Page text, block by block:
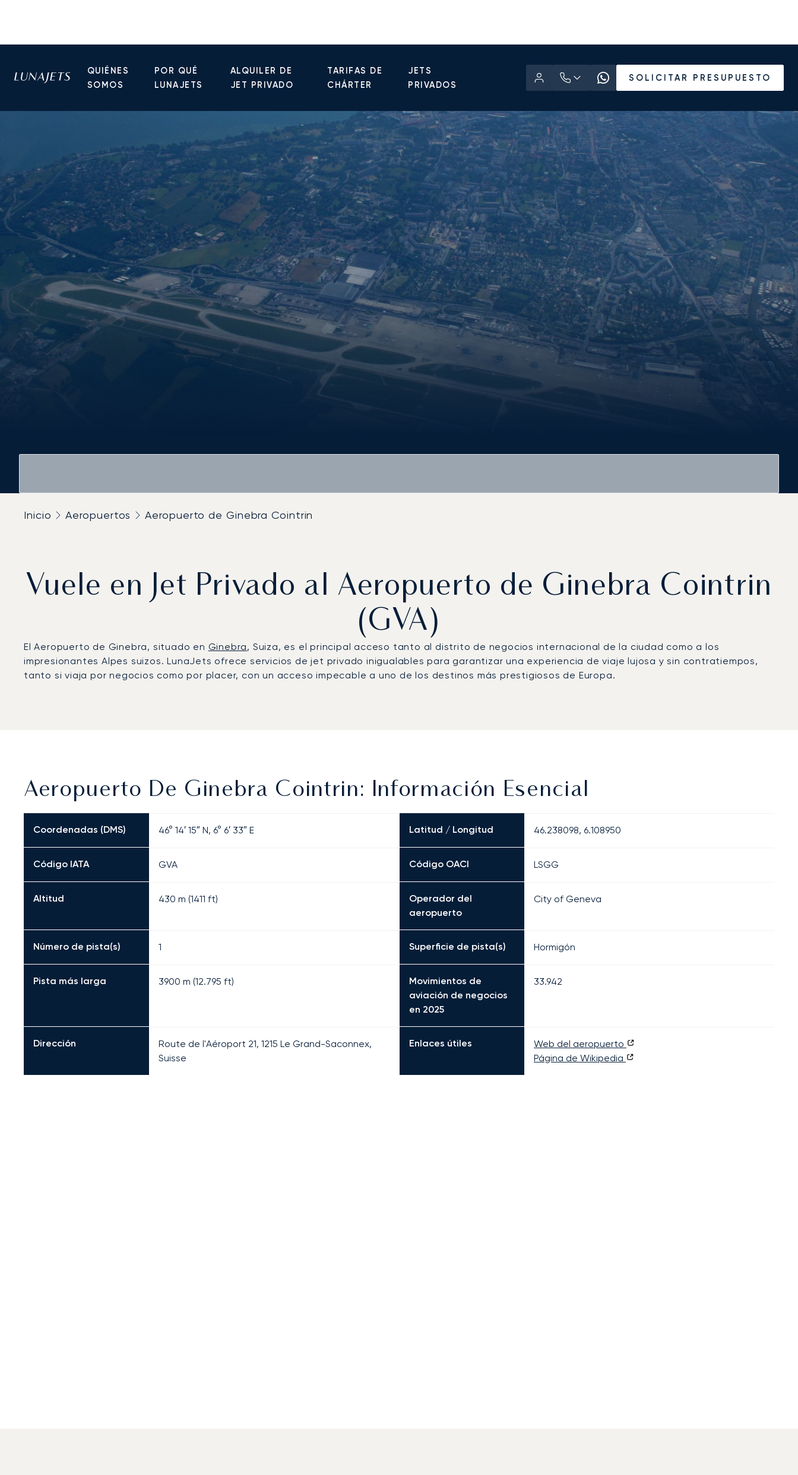
QUIÉNES
SOMOS
POR QUÉ
LUNAJETS
ALQUILER DE
JET PRIVADO
TARIFAS DE
CHÁRTER
JETS
PRIVADOS
SOLICITAR PRESUPUESTO
Inicio Aeropuertos Aeropuerto de Ginebra Cointrin
Vuele en Jet Privado al Aeropuerto de Ginebra Cointrin
(GVA)
El Aeropuerto de Ginebra, situado en Ginebra, Suiza, es el principal acceso tanto al distrito de negocios internacional de la ciudad como a los
impresionantes Alpes suizos. LunaJets ofrece servicios de jet privado inigualables para garantizar una experiencia de viaje lujosa y sin contratiempos,
tanto si viaja por negocios como por placer, con un acceso impecable a uno de los destinos más prestigiosos de Europa.
Aeropuerto De Ginebra Cointrin: Información Esencial
Coordenadas (DMS) 46° 14′ 15″ N, 6° 6′ 33″ E Latitud / Longitud 46.238098, 6.108950
Código IATA GVA Código OACI LSGG
Altitud 430 m (1411 ft)
Operador del
aeropuerto
City of Geneva
Número de pista(s) 1 Superficie de pista(s) Hormigón
Pista más larga 3900 m (12.795 ft)
Movimientos de
aviación de negocios
en 2025
33.942
Dirección
Route de l'Aéroport 21, 1215 Le Grand-Saconnex,
Suisse
Enlaces útiles
Web del aeropuerto
Página de Wikipedia